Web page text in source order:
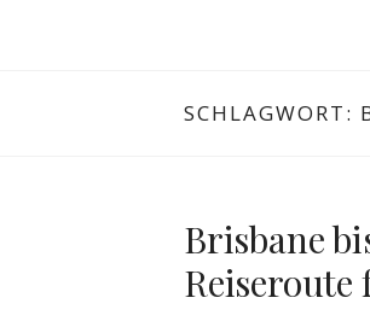
SCHLAGWORT:
Brisbane